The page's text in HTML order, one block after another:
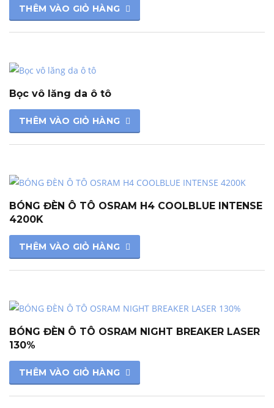
THÊM VÀO GIỎ HÀNG
Bọc vô lăng da ô tô
THÊM VÀO GIỎ HÀNG
BÓNG ĐÈN Ô TÔ OSRAM H4 COOLBLUE INTENSE
4200K
THÊM VÀO GIỎ HÀNG
BÓNG ĐÈN Ô TÔ OSRAM NIGHT BREAKER LASER
130%
THÊM VÀO GIỎ HÀNG